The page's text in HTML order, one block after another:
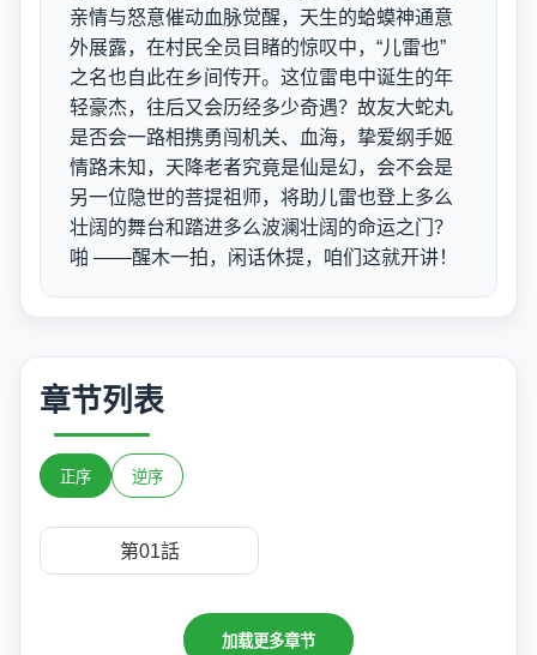
亲情与怒意催动血脉觉醒，天生的蛤蟆神通意
外展露，在村民全员目睹的惊叹中，“儿雷也”
之名也自此在乡间传开。这位雷电中诞生的年
轻豪杰，往后又会历经多少奇遇？故友大蛇丸
是否会一路相携勇闯机关、血海，挚爱纲手姬
情路未知，天降老者究竟是仙是幻，会不会是
另一位隐世的菩提祖师，将助儿雷也登上多么
壮阔的舞台和踏进多么波澜壮阔的命运之门？
啪 ——醒木一拍，闲话休提，咱们这就开讲！
章节列表
正序 逆序
第01話
加载更多章节